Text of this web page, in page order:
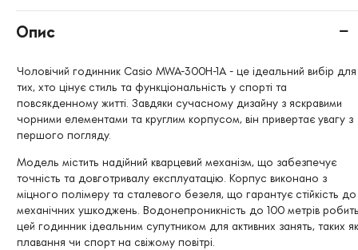
Опис
Чоловічий годинник Casio MWA-300H-1A - це ідеальний вибір для
тих, хто цінує стиль та функціональність у спорті та
повсякденному житті. Завдяки сучасному дизайну з яскравими
чорними елементами та круглим корпусом, він привертає увагу з
першого погляду.
Модель містить надійний кварцевий механізм, що забезпечує
точність та довготривалу експлуатацію. Корпус виконано з
міцного полімеру та сталевого безеля, що гарантує стійкість до
механічних ушкоджень. Водонепроникність до 100 метрів
цей годинник ідеальним супутником для активних занять, таких як
плавання чи спорт на свіжому повітрі.